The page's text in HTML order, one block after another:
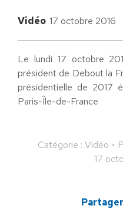
Vidéo 17 octobre 2016
Le lundi 17 octobre
président de Debout la
présidentielle de 2017
Paris-Île-de-France
Catégorie : Vidéo
17